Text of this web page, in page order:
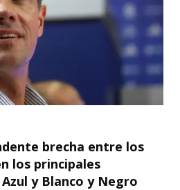
brecha entre los
los principales
y Blanco y Negro